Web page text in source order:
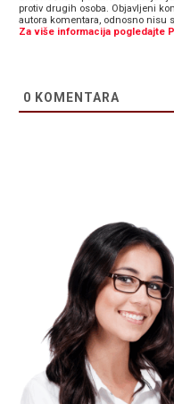
protiv drugih osoba. Objavljeni
autora komentara, odnosno nisu
Za više informacija pogledajte
0 KOMENTARA